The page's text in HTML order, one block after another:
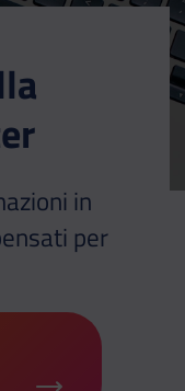
in
per